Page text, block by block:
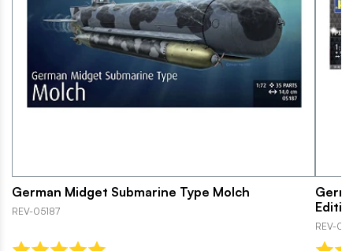
German Midget Submarine Type Molch
REV-05187
REV-